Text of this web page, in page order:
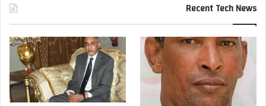
Recent Tech News